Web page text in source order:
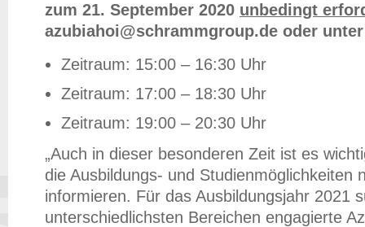
zum 21. September 2020 unbedingt
azubiahoi@schrammgroup.de oder unter
Zeitraum: 15:00 – 16:30 Uhr
Zeitraum: 17:00 – 18:30 Uhr
Zeitraum: 19:00 – 20:30 Uhr
„Auch in dieser besonderen Zeit ist es
die Ausbildungs- und Studienmöglichkeiten
informieren. Für das Ausbildungsjahr 2021
unterschiedlichsten Bereichen engagierte